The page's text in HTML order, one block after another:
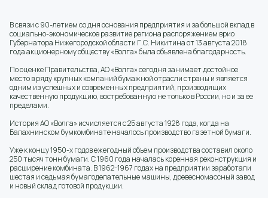
В связи с 90-летием со дня основания предприятия и за большой вклад в
социально-экономическое развитие региона распоряжением врио
Губернатора Нижегородской области Г.С. Никитина от 13 августа 2018
года акционерному обществу «Волга» была объявлена благодарность.
По оценке Правительства, АО «Волга» сегодня занимает достойное
место в ряду крупных компаний бумажной отрасли страны и является
одним из успешных и современных предприятий, производящих
качественную продукцию, востребованную не только в России, но и за ее
пределами.
История АО «Волга» исчисляется с 25 августа 1928 года, когда на
Балахнинском бумкомбинате началось производство газетной бумаги.
Уже к концу 1950-х годов ежегодный объем производства составил около
250 тысяч тонн бумаги. С 1960 года началась коренная реконструкция и
расширение комбината. В 1962-1967 годах на предприятии заработали
шестая и седьмая бумагоделательные машины, древесномассный завод
и новый склад готовой продукции.